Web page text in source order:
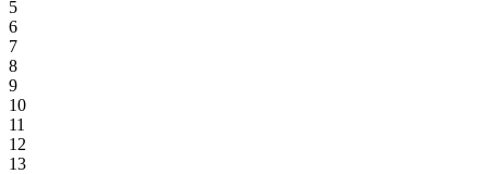
5
6
7
8
9
10
11
12
13